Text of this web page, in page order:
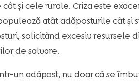
și cele rurale. Criza este
atât adăposturile cât și
solicitând excesiv resursele
de salvare.
un adăpost, nu doar că se